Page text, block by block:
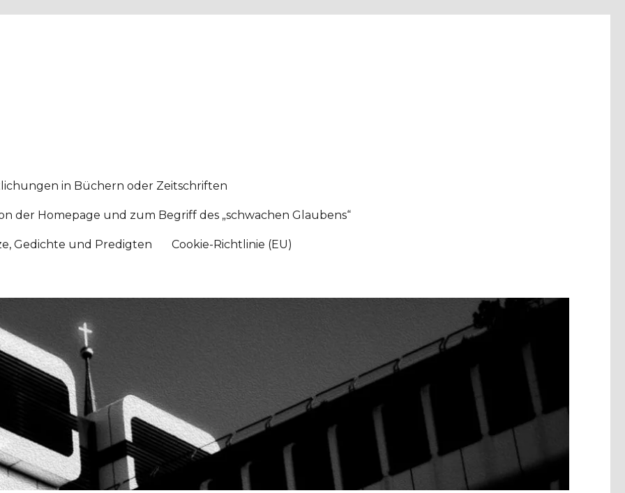
in Büchern oder Zeitschriften
der Homepage und zum Begriff des „schwachen Glaubens“
Gedichte und Predigten Cookie-Richtlinie (EU)